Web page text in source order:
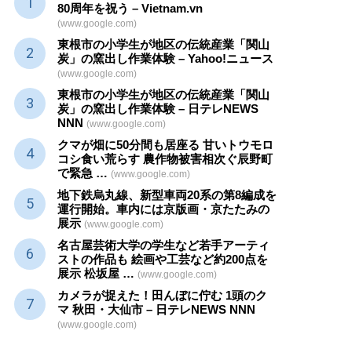
80周年を祝う – Vietnam.vn
(www.google.com)
東根市の小学生が地区の伝統産業 「関山
炭」の窯出し作業体験 – Yahoo!ニュース
(www.google.com)
東根市の小学生が地区の伝統産業 「関山
炭」の窯出し作業体験 – 日テレNEWS
NNN (www.google.com)
クマが畑に50分間も居座る 甘いトウモロ
コシ食い荒らす 農作物被害相次ぐ辰野町
で緊急 … (www.google.com)
地下鉄烏丸線、新型車両20系の第8編成を
運行開始。車内には京版画・京たたみの
展示 (www.google.com)
名古屋芸術大学の学生など若手アーティ
ストの作品も 絵画や工芸など約200点を
展示 松坂屋 … (www.google.com)
カメラが捉えた！田んぼに佇む 1頭のク
マ 秋田・大仙市 – 日テレNEWS NNN
(www.google.com)